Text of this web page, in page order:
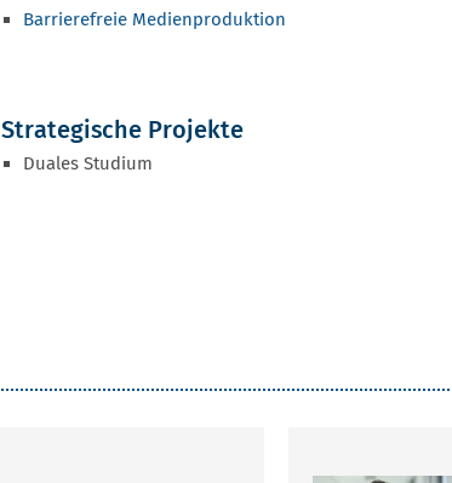
Barrierefreie Medienproduktion
Strategische Projekte
Duales Studium